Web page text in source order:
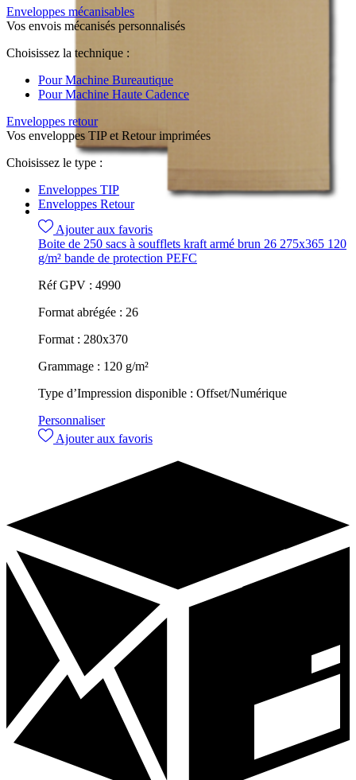
Enveloppes mécanisables
Vos envois mécanisés personnalisés
Choisissez la technique :
Pour Machine Bureautique
Pour Machine Haute Cadence
Enveloppes retour
Vos enveloppes TIP et Retour imprimées
Choisissez le type :
Enveloppes TIP
Enveloppes Retour
Ajouter aux favoris
Boite de 250 sacs à soufflets kraft armé brun 26 275x365 120
g/m² bande de protection PEFC
Réf GPV : 4990
Format abrégée : 26
Format : 280x370
Grammage : 120 g/m²
Type d’Impression disponible : Offset/Numérique
Personnaliser
Ajouter aux favoris